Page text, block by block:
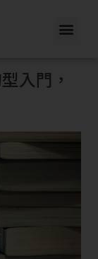
入門，